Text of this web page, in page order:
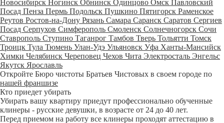
Новосибирск Ногинск Обнинск Одинцово Омск Павловский
Посад Пенза Пермь Подольск Пушкино Пятигорск Раменское
Реутов Ростов-на-Дону Рязань Самара Саранск Саратов Сергиев
Посад Серпухов Симферополь Смоленск Солнечногорск Сочи
Ставрополь Ступино Таганрог Тамбов Тверь Тольятти Томск
Троицк Тула Тюмень Улан-Удэ Ульяновск Уфа Ханты-Мансийск
Химки Челябинск Череповец Чехов Чита Электросталь Энгельс
Якутск Ярославль
Откройте Бюро чистоты Братьев Чистовых в своем городе по
нашей франшизе
Кто приедет убирать
Убирать вашу квартиру приедут профессионально обученные
клинеры - русские девушки, в возрасте от 24 до 40 лет.
Перед приемом на работу все клинеры проходят аттестацию в